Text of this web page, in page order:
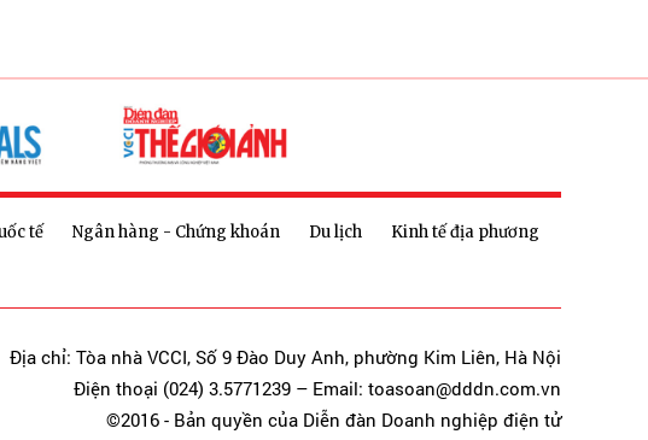
tế Ngân hàng - Chứng khoán Du lịch
Kinh tế địa phương
Địa chỉ: Tòa nhà VCCI, Số 9 Đào Duy Anh, phường Kim Liên, Hà Nội
Điện thoại (024) 3.5771239 – Email: toasoan@dddn.com.vn
©2016 - Bản quyền của Diễn đàn Doanh nghiệp điện tử